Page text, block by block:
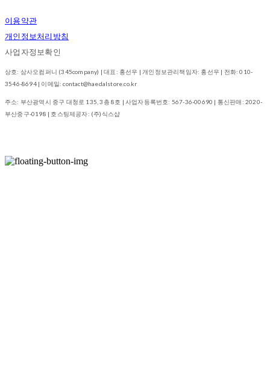
이용약관
개인정보처리방침
사업자정보확인
상호: 삼사오컴퍼니 (345company) | 대표: 홍선우 | 개인정보관리책임자: 홍선우 | 전화: 010-
3546-8694 | 이메일: contact@haedalstore.co.kr
주소: 부산광역시 중구 대청로 135, 3층 8호 | 사업자등록번호: 567-36-00690 | 통신판매:2020-
부산중구-0198 | 호스팅제공자: (주)식스샵